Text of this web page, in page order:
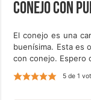
Conejo con
El conejo es una
buenísima. Esta es
con conejo. Espero
5de 1